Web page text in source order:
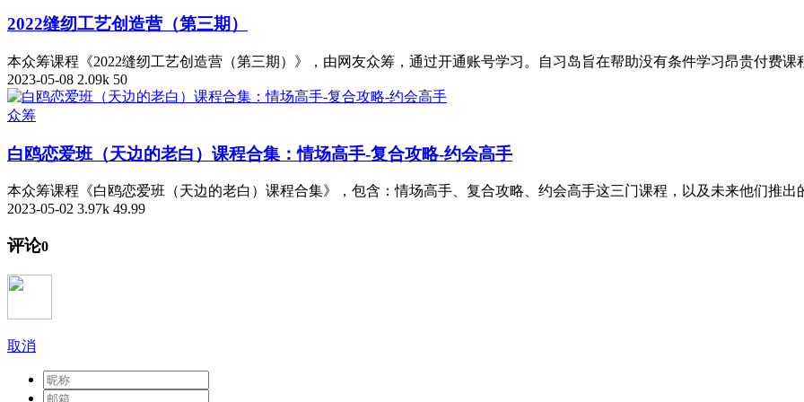
2022缝纫工艺创造营（第三期）
本众筹课程《2022缝纫工艺创造营（第三期）》，由网友众筹，通过开通账号学习。自习岛旨在帮助没有条件学习昂贵付费
2023-05-08 2.09k 50
众筹
白鸥恋爱班（天边的老白）课程合集：情场高手-复合攻略-约会高手
本众筹课程《白鸥恋爱班（天边的老白）课程合集》，包含：情场高手、复合攻略、约会高手这三门课程，以及未来他们推
2023-05-02 3.97k 49.99
评论0
取消